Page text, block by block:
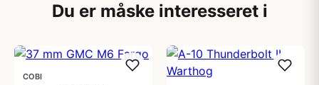
Du er måske interesseret i
COBI